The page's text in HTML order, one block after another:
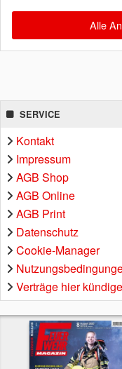
Alle
SERVICE
Kontakt
Impressum
AGB Shop
AGB Online
AGB Print
Datenschutz
Cookie-Manager
Verträge hier